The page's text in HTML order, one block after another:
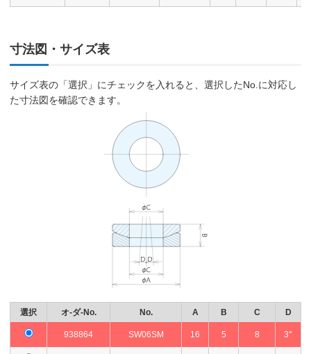
寸法図・サイズ表
サイズ表の「選択」にチェックを入れると、選択したNo.に対応し
た寸法図を確認できます。
選択 オ-ダ-No. No. A B C D
938864 SW06SM 16 5 8 3°